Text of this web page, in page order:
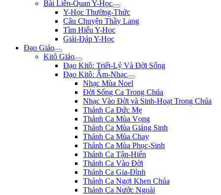
Bài Liên-Quan Y-Học
Y-Học Thường-Thức
Câu Chuyện Thầy Lang
Tìm Hiểu Y-Hoc
Giải-Đáp Y-Học
Đạo Giáo
Kitô Giáo
Đạo Kitô: Triết-Lý Và Đời Sống
Đạo Kitô: Âm-Nhạc
Nhạc Mùa Noel
Đời Sống Ca Trong Chúa
Nhạc Vào Đời và Sinh-Hoạt Trong Chúa
Thánh Ca Đức Mẹ
Thánh Ca Mùa Vọng
Thánh Ca Mùa Giáng Sinh
Thánh Ca Mùa Chay
Thánh Ca Mùa Phục-Sinh
Thánh Ca Tận-Hiến
Thánh Ca Vào Đời
Thánh Ca Gia-Đình
Thánh Ca Ngợi Khen Chúa
Thánh Ca Nước Ngoài